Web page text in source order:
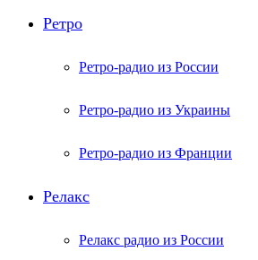
Ретро
Ретро-радио из России
Ретро-радио из Украины
Ретро-радио из Франции
Релакс
Релакс радио из России